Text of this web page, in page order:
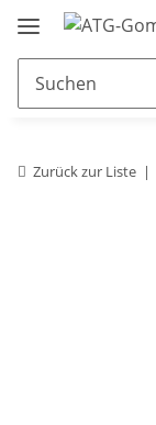
Zurück zur Liste